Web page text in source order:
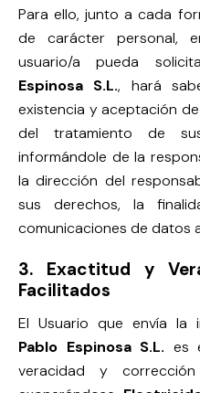
Para ello, junto a cada
de carácter personal,
usuario/a pueda
Espinosa S.L., hará
existencia y aceptación
del tratamiento de
informándole de la
la dirección del
sus derechos, la
comunicaciones de datos
3. Exactitud y
Facilitados
El Usuario que envía la
Pablo Espinosa S.L. es
veracidad y